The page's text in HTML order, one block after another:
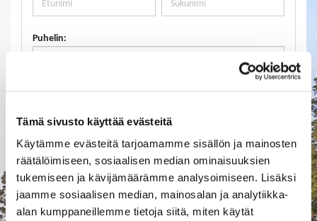
Tämä sivusto käyttää evästeitä
Käytämme evästeitä tarjoamamme sisällön ja mainosten
räätälöimiseen, sosiaalisen median ominaisuuksien
tukemiseen ja kävijämäärämme analysoimiseen. Lisäksi
jaamme sosiaalisen median, mainosalan ja analytiikka-
alan kumppaneillemme tietoja siitä, miten käytät
Puhelin:
Salasana
Salasana: